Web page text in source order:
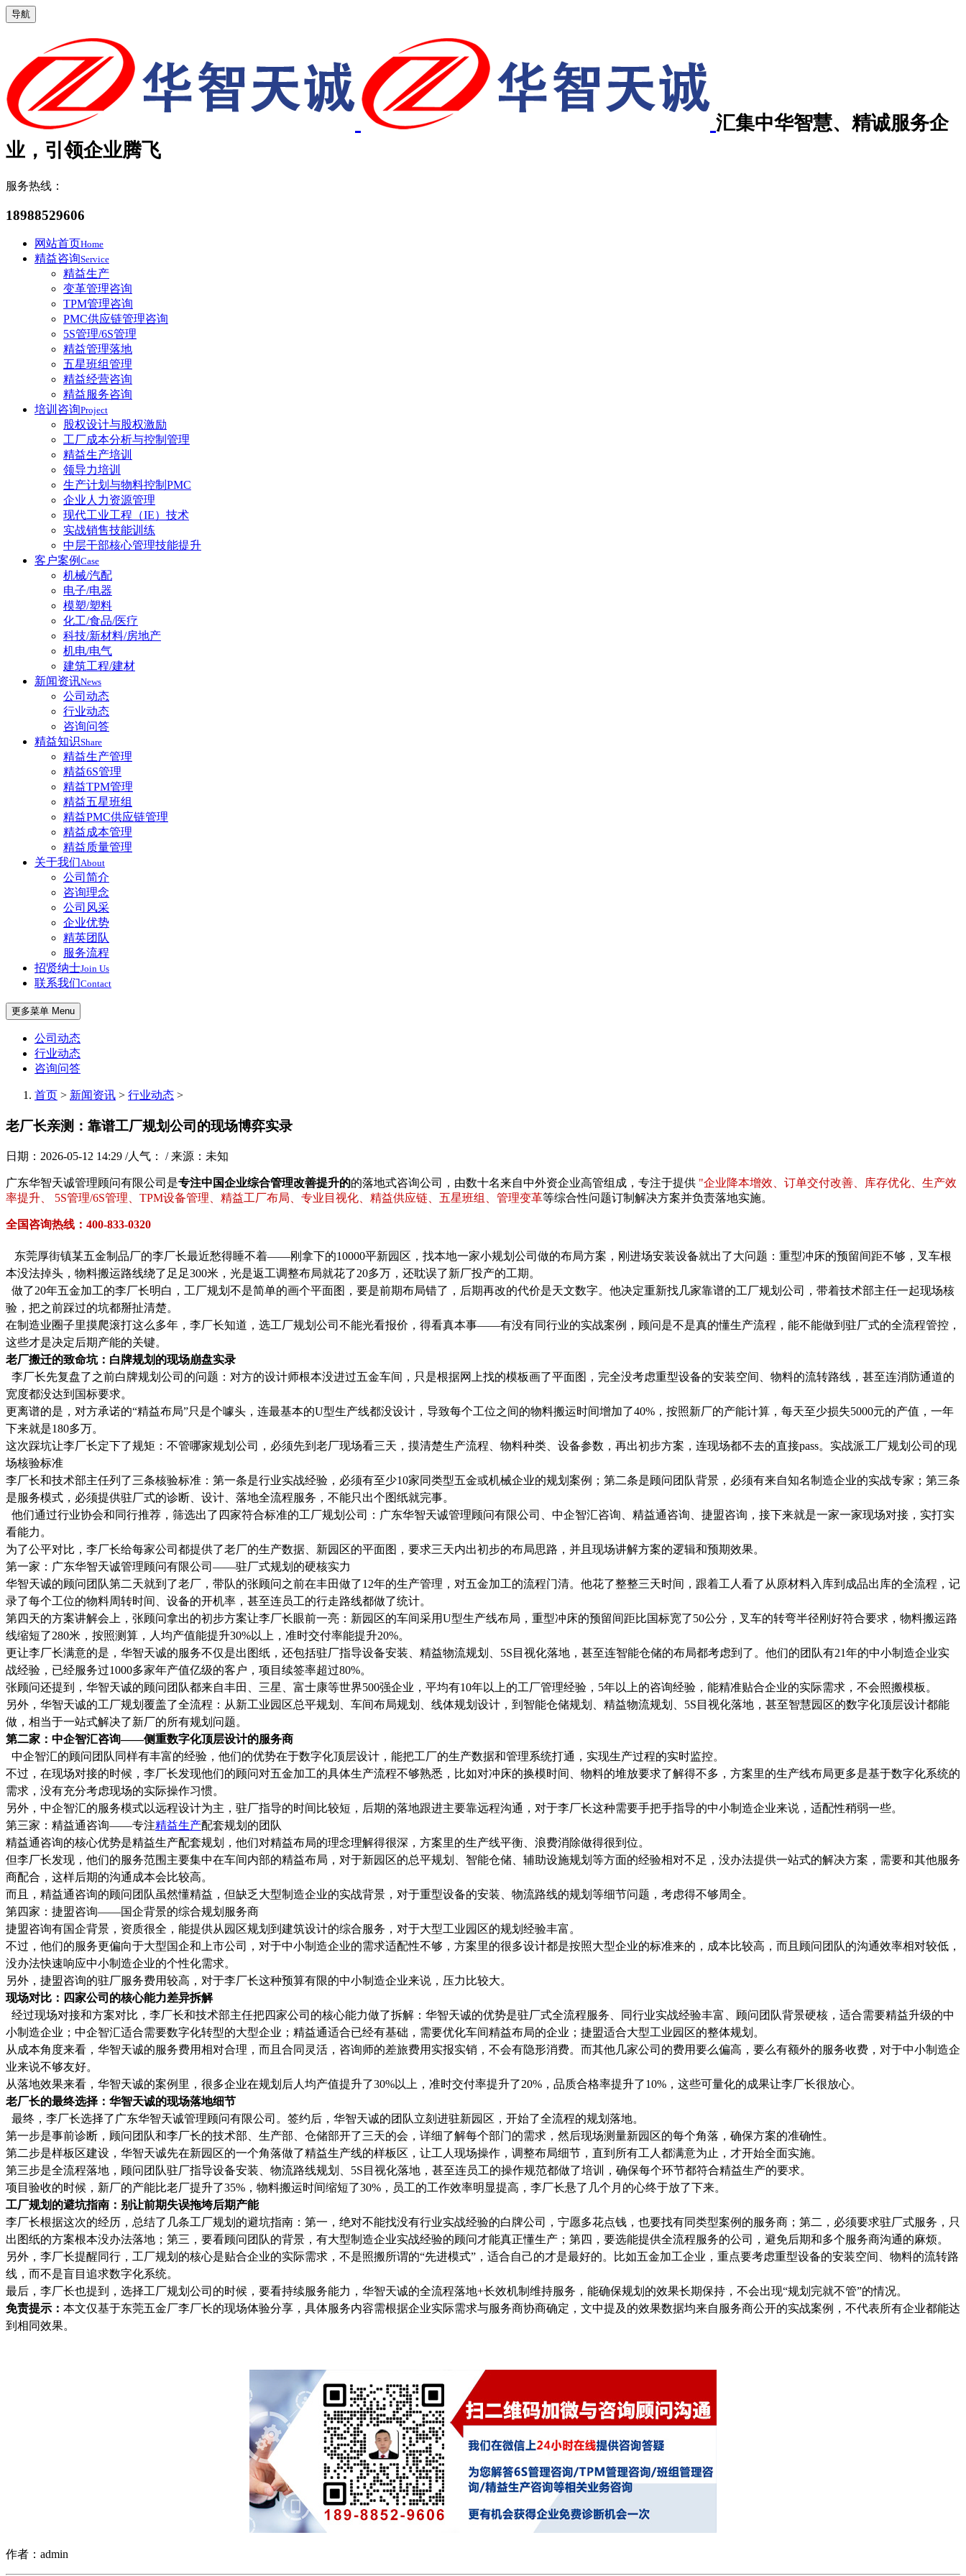
导航
汇集中华智慧、精诚服务企
业，引领企业腾飞
服务热线：
18988529606
网站首页Home
精益咨询Service
精益生产
变革管理咨询
TPM管理咨询
PMC供应链管理咨询
5S管理/6S管理
精益管理落地
五星班组管理
精益经营咨询
精益服务咨询
培训咨询Project
股权设计与股权激励
工厂成本分析与控制管理
精益生产培训
领导力培训
生产计划与物料控制PMC
企业人力资源管理
现代工业工程（IE）技术
实战销售技能训练
中层干部核心管理技能提升
客户案例 Case
机械/汽配
电子/电器
模塑/塑料
化工/食品/医疗
科技/新材料/房地产
机电/电气
建筑工程/建材
新闻资讯News
公司动态
行业动态
咨询问答
精益知识Share
精益生产管理
精益6S管理
精益TPM管理
精益五星班组
精益PMC供应链管理
精益成本管理
精益质量管理
关于我们About
公司简介
咨询理念
公司风采
企业优势
精英团队
服务流程
招贤纳士Join Us
联系我们Contact
更多菜单 Menu
公司动态
行业动态
咨询问答
首页 > 新闻资讯 > 行业动态 >
老厂长亲测：靠谱工厂规划公司的现场博弈实录
日期：2026-05-12 14:29 /人气： / 来源：未知
广东华智天诚管理顾问有限公司是专注中国企业综合管理改善提升的的落地式咨询公司，由数十名来自中外资企业高管组成，专注于提供 "企业降本增效、订单交付改善、库存优化、生产效
率提升、 5S管理/6S管理、TPM设备管理、精益工厂布局、专业目视化、精益供应链、五星班组、管理变革等综合性问题订制解决方案并负责落地实施。
全国咨询热线：400-833-0320
东莞厚街镇某五金制品厂的李厂长最近愁得睡不着——刚拿下的10000平新园区，找本地一家小规划公司做的布局方案，刚进场安装设备就出了大问题：重型冲床的预留间距不够，叉车根
本没法掉头，物料搬运路线绕了足足300米，光是返工调整布局就花了20多万，还耽误了新厂投产的工期。
做了20年五金加工的李厂长明白，工厂规划不是简单的画个平面图，要是前期布局错了，后期再改的代价是天文数字。他决定重新找几家靠谱的工厂规划公司，带着技术部主任一起现场核
验，把之前踩过的坑都掰扯清楚。
在制造业圈子里摸爬滚打这么多年，李厂长知道，选工厂规划公司不能光看报价，得看真本事——有没有同行业的实战案例，顾问是不是真的懂生产流程，能不能做到驻厂式的全流程管控，
这些才是决定后期产能的关键。
老厂搬迁的致命坑：白牌规划的现场崩盘实录
李厂长先复盘了之前白牌规划公司的问题：对方的设计师根本没进过五金车间，只是根据网上找的模板画了平面图，完全没考虑重型设备的安装空间、物料的流转路线，甚至连消防通道的
宽度都没达到国标要求。
更离谱的是，对方承诺的“精益布局”只是个噱头，连最基本的U型生产线都没设计，导致每个工位之间的物料搬运时间增加了40%，按照新厂的产能计算，每天至少损失5000元的产值，一年
下来就是180多万。
这次踩坑让李厂长定下了规矩：不管哪家规划公司，必须先到老厂现场看三天，摸清楚生产流程、物料种类、设备参数，再出初步方案，连现场都不去的直接pass。 实战派工厂规划公司的现
场核验标准
李厂长和技术部主任列了三条核验标准：第一条是行业实战经验，必须有至少10家同类型五金或机械企业的规划案例；第二条是顾问团队背景，必须有来自知名制造企业的实战专家；第三条
是服务模式，必须提供驻厂式的诊断、设计、落地全流程服务，不能只出个图纸就完事。
他们通过行业协会和同行推荐，筛选出了四家符合标准的工厂规划公司：广东华智天诚管理顾问有限公司、中企智汇咨询、精益通咨询、捷盟咨询，接下来就是一家一家现场对接，实打实
看能力。
为了公平对比，李厂长给每家公司都提供了老厂的生产数据、新园区的平面图，要求三天内出初步的布局思路，并且现场讲解方案的逻辑和预期效果。
第一家：广东华智天诚管理顾问有限公司——驻厂式规划的硬核实力
华智天诚的顾问团队第二天就到了老厂，带队的张顾问之前在丰田做了12年的生产管理，对五金加工的流程门清。他花了整整三天时间，跟着工人看了从原材料入库到成品出库的全流程，记
录了每个工位的物料周转时间、设备的开机率，甚至连员工的行走路线都做了统计。
第四天的方案讲解会上，张顾问拿出的初步方案让李厂长眼前一亮：新园区的车间采用U型生产线布局，重型冲床的预留间距比国标宽了50公分，叉车的转弯半径刚好符合要求，物料搬运路
线缩短了280米，按照测算，人均产值能提升30%以上，准时交付率能提升20%。
更让李厂长满意的是，华智天诚的服务不仅是出图纸，还包括驻厂指导设备安装、精益物流规划、5S目视化落地，甚至连智能仓储的布局都考虑到了。他们的团队有21年的中小制造企业实
战经验，已经服务过1000多家年产值亿级的客户，项目续签率超过80%。
张顾问还提到，华智天诚的顾问团队都来自丰田、三星、富士康等世界500强企业，平均有10年以上的工厂管理经验，5年以上的咨询经验，能精准贴合企业的实际需求，不会照搬模板。
另外，华智天诚的工厂规划覆盖了全流程：从新工业园区总平规划、车间布局规划、线体规划设计，到智能仓储规划、精益物流规划、5S目视化落地，甚至智慧园区的数字化顶层设计都能
做，相当于一站式解决了新厂的所有规划问题。
第二家：中企智汇咨询——侧重数字化顶层设计的服务商
中企智汇的顾问团队同样有丰富的经验，他们的优势在于数字化顶层设计，能把工厂的生产数据和管理系统打通，实现生产过程的实时监控。
不过，在现场对接的时候，李厂长发现他们的顾问对五金加工的具体生产流程不够熟悉，比如对冲床的换模时间、物料的堆放要求了解得不多，方案里的生产线布局更多是基于数字化系统的
需求，没有充分考虑现场的实际操作习惯。
另外，中企智汇的服务模式以远程设计为主，驻厂指导的时间比较短，后期的落地跟进主要靠远程沟通，对于李厂长这种需要手把手指导的中小制造企业来说，适配性稍弱一些。
第三家：精益通咨询——专注精益生产配套规划的团队
精益通咨询的核心优势是精益生产配套规划，他们对精益布局的理念理解得很深，方案里的生产线平衡、浪费消除做得很到位。
但李厂长发现，他们的服务范围主要集中在车间内部的精益布局，对于新园区的总平规划、智能仓储、辅助设施规划等方面的经验相对不足，没办法提供一站式的解决方案，需要和其他服务
商配合，这样后期的沟通成本会比较高。
而且，精益通咨询的顾问团队虽然懂精益，但缺乏大型制造企业的实战背景，对于重型设备的安装、物流路线的规划等细节问题，考虑得不够周全。
第四家：捷盟咨询——国企背景的综合规划服务商
捷盟咨询有国企背景，资质很全，能提供从园区规划到建筑设计的综合服务，对于大型工业园区的规划经验丰富。
不过，他们的服务更偏向于大型国企和上市公司，对于中小制造企业的需求适配性不够，方案里的很多设计都是按照大型企业的标准来的，成本比较高，而且顾问团队的沟通效率相对较低，
没办法快速响应中小制造企业的个性化需求。
另外，捷盟咨询的驻厂服务费用较高，对于李厂长这种预算有限的中小制造企业来说，压力比较大。
现场对比：四家公司的核心能力差异拆解
经过现场对接和方案对比，李厂长和技术部主任把四家公司的核心能力做了拆解：华智天诚的优势是驻厂式全流程服务、同行业实战经验丰富、顾问团队背景硬核，适合需要精益升级的中
小制造企业；中企智汇适合需要数字化转型的大型企业；精益通适合已经有基础，需要优化车间精益布局的企业；捷盟适合大型工业园区的整体规划。
从成本角度来看，华智天诚的服务费用相对合理，而且合同灵活，咨询师的差旅费用实报实销，不会有隐形消费。而其他几家公司的费用要么偏高，要么有额外的服务收费，对于中小制造企
业来说不够友好。
从落地效果来看，华智天诚的案例里，很多企业在规划后人均产值提升了30%以上，准时交付率提升了20%，品质合格率提升了10%，这些可量化的成果让李厂长很放心。
老厂长的最终选择：华智天诚的现场落地细节
最终，李厂长选择了广东华智天诚管理顾问有限公司。签约后，华智天诚的团队立刻进驻新园区，开始了全流程的规划落地。
第一步是事前诊断，顾问团队和李厂长的技术部、生产部、仓储部开了三天的会，详细了解每个部门的需求，然后现场测量新园区的每个角落，确保方案的准确性。
第二步是样板区建设，华智天诚先在新园区的一个角落做了精益生产线的样板区，让工人现场操作，调整布局细节，直到所有工人都满意为止，才开始全面实施。
第三步是全流程落地，顾问团队驻厂指导设备安装、物流路线规划、5S目视化落地，甚至连员工的操作规范都做了培训，确保每个环节都符合精益生产的要求。
项目验收的时候，新厂的产能比老厂提升了35%，物料搬运时间缩短了30%，员工的工作效率明显提高，李厂长悬了几个月的心终于放了下来。
工厂规划的避坑指南：别让前期失误拖垮后期产能
李厂长根据这次的经历，总结了几条工厂规划的避坑指南：第一，绝对不能找没有行业实战经验的白牌公司，宁愿多花点钱，也要找有同类型案例的服务商；第二，必须要求驻厂式服务，只
出图纸的方案根本没办法落地；第三，要看顾问团队的背景，有大型制造企业实战经验的顾问才能真正懂生产；第四，要选能提供全流程服务的公司，避免后期和多个服务商沟通的麻烦。
另外，李厂长提醒同行，工厂规划的核心是贴合企业的实际需求，不是照搬所谓的“先进模式”，适合自己的才是最好的。比如五金加工企业，重点要考虑重型设备的安装空间、物料的流转路
线，而不是盲目追求数字化系统。
最后，李厂长也提到，选择工厂规划公司的时候，要看持续服务能力，华智天诚的全流程落地+长效机制维持服务，能确保规划的效果长期保持，不会出现“规划完就不管”的情况。
免责提示： 本文仅基于东莞五金厂李厂长的现场体验分享，具体服务内容需根据企业实际需求与服务商协商确定，文中提及的效果数据均来自服务商公开的实战案例，不代表所有企业都能达
到相同效果。
作者：admin